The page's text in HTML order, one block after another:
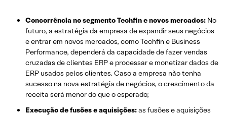
Concorrência no segmento Techfin e novos mercados: No
futuro, a estratégia da empresa de expandir seus negócios
e entrar em novos mercados, como Techfin e Business
Performance, dependerá da capacidade de fazer vendas
cruzadas de clientes ERP e processar e monetizar dados de
ERP usados pelos clientes. Caso a empresa não tenha
sucesso na nova estratégia de negócios, o crescimento da
receita será menor do que o esperado;
Execução de fusões e aquisições:as fusões e aquisições